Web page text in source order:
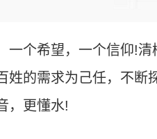
个希望，一个信仰!清
姓的需求为己任，不
，更懂水!